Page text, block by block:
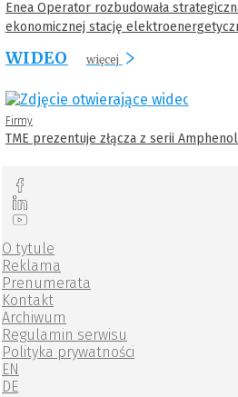
Enea Operator rozbudowała
ekonomicznej stację
WIDEO więcej
Firmy
TME prezentuje złącza z serii
O tytule
Reklama
Prenumerata
Kontakt
Archiwum
Regulamin serwisu
Polityka prywatności
EN
DE